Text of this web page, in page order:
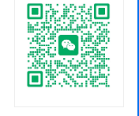
无机化工> ITO